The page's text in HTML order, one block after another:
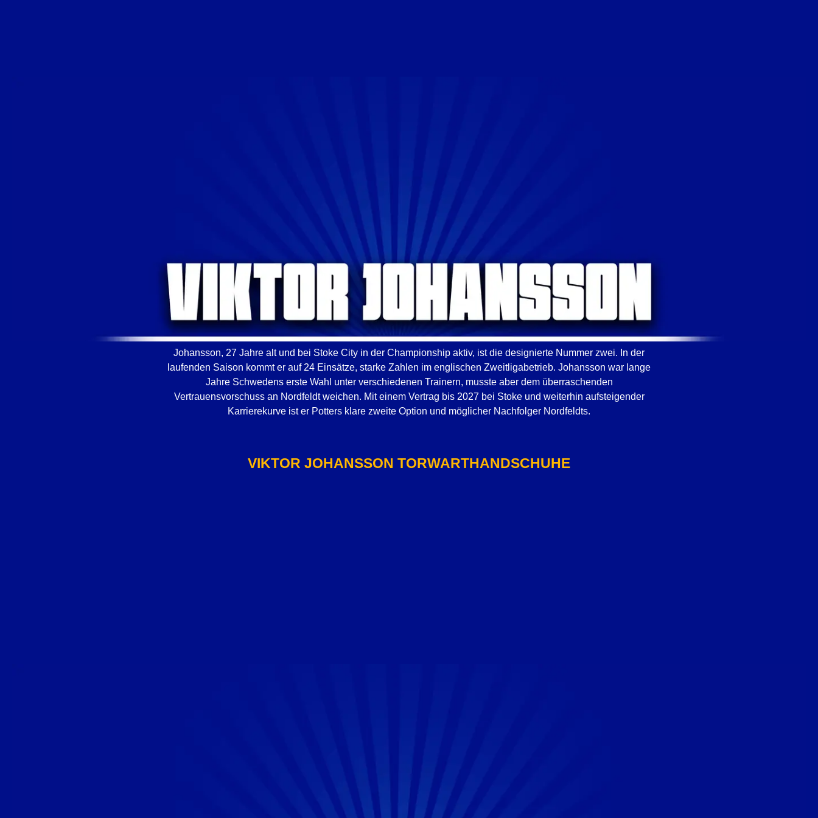
Johansson, 27 Jahre alt und bei Stoke City in der Championship aktiv, ist die designierte Nummer zwei. In der
laufenden Saison kommt er auf 24 Einsätze, starke Zahlen im englischen Zweitligabetrieb. Johansson war lange
Jahre Schwedens erste Wahl unter verschiedenen Trainern, musste aber dem überraschenden
Vertrauensvorschuss an Nordfeldt weichen. Mit einem Vertrag bis 2027 bei Stoke und weiterhin aufsteigender
Karrierekurve ist er Potters klare zweite Option und möglicher Nachfolger Nordfeldts.
VIKTOR JOHANSSON TORWARTHANDSCHUHE